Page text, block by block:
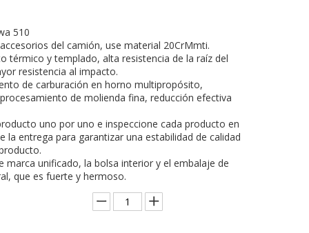
510
del camión, use material 20CrMmti.
térmico y templado, alta resistencia de la raíz del
resistencia al impacto.
de carburación en horno multipropósito,
de molienda fina, reducción efectiva
uno por uno e inspeccione cada producto en
la entrega para garantizar una estabilidad de calidad
marca unificado, la bolsa interior y el embalaje de
que es fuerte y hermoso.